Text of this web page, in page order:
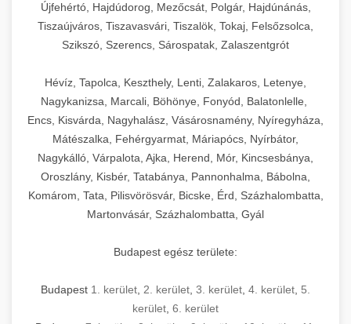
Újfehértó, Hajdúdorog, Mezőcsát, Polgár, Hajdúnánás,
Tiszaújváros, Tiszavasvári, Tiszalök, Tokaj, Felsőzsolca,
Szikszó, Szerencs, Sárospatak, Zalaszentgrót
Hévíz, Tapolca, Keszthely, Lenti, Zalakaros, Letenye,
Nagykanizsa, Marcali, Böhönye, Fonyód, Balatonlelle,
Encs, Kisvárda, Nagyhalász, Vásárosnamény, Nyíregyháza,
Mátészalka, Fehérgyarmat, Máriapócs, Nyírbátor,
Nagykálló, Várpalota, Ajka, Herend, Mór, Kincsesbánya,
Oroszlány, Kisbér, Tatabánya, Pannonhalma, Bábolna,
Komárom, Tata, Pilisvörösvár, Bicske, Érd, Százhalombatta,
Martonvásár, Százhalombatta, Gyál
Budapest egész területe:
Budapest 1. kerület 2. kerület 3. kerület 4. kerület 5.
kerület 6. kerület